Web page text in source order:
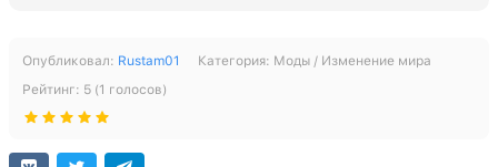
Опубликовал: Rustam01 Категория: Моды / Изменение мира
Рейтинг: 5 (1 голосов)